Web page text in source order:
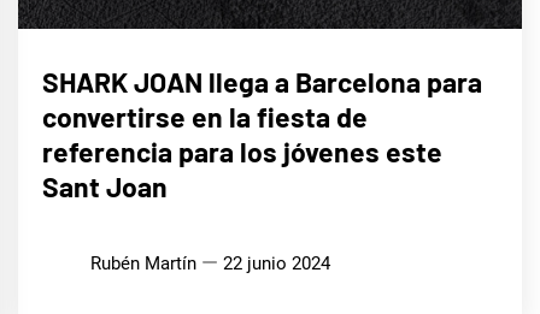
STYLE
SHARK JOAN llega a Barcelona para
convertirse en la fiesta de
referencia para los jóvenes este
Sant Joan
Rubén Martín 22 junio 2024